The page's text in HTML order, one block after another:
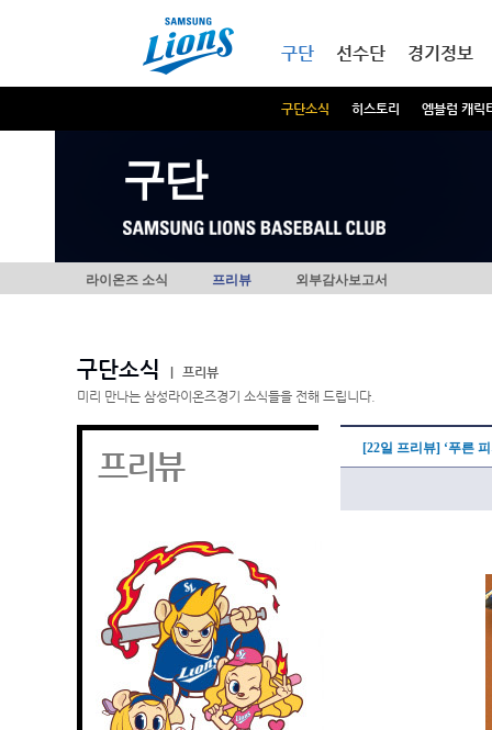
구단
구단소식 히스토리 엠블럼 캐릭
선수단 경기정보
구단
라이온즈 소식 프리뷰 외부감사보고서
구단소식
프리뷰
미리 만나는 삼성라이온즈경기 소식들을 전해 드립니다.
프리뷰 [22일 프리뷰] ‘푸른